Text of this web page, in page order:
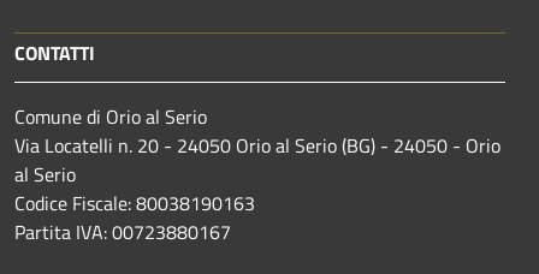
CONTATTI
Comune di Orio al Serio
Via Locatelli n. 20 - 24050 Orio al Serio (BG) - 24050 - Orio
al Serio
Codice Fiscale: 80038190163
Partita IVA: 00723880167